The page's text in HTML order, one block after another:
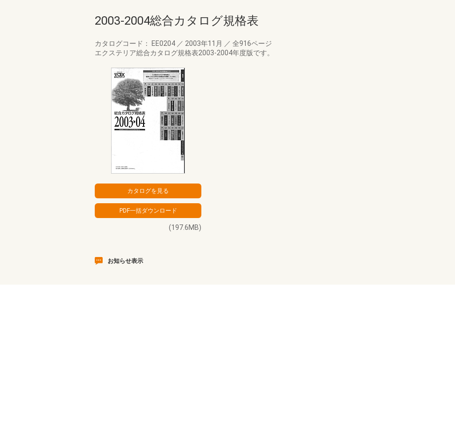
2003-2004総合カタログ規格表
カタログコード： EE0204 ／ 2003年11月 ／ 全916ページ
エクステリア総合カタログ規格表2003-2004年度版です。
(197.6MB)
お知らせ表示